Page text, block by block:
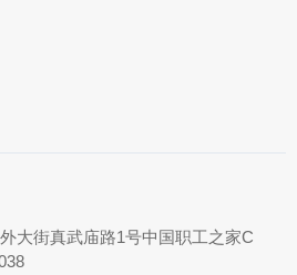
大街真武庙路1号中国职工之家C